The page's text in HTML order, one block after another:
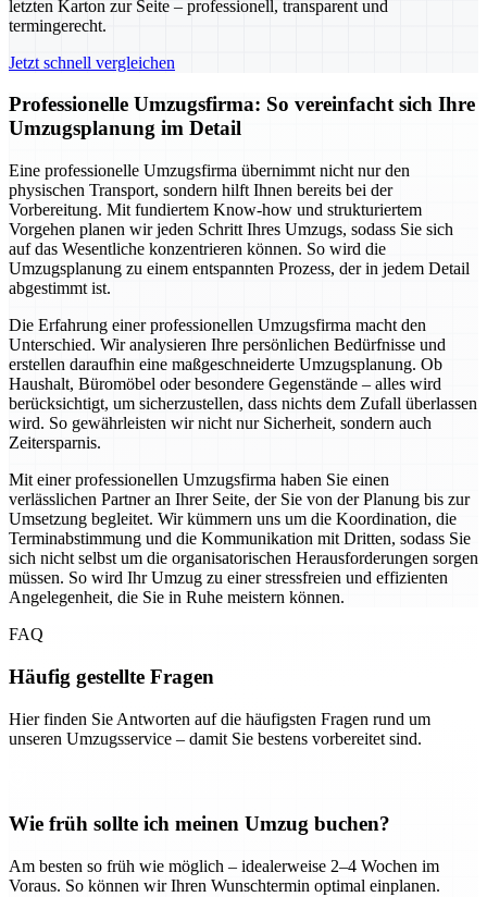
letzten Karton zur Seite – professionell, transparent und
termingerecht.
Jetzt schnell vergleichen
Professionelle Umzugsfirma: So vereinfacht sich Ihre
Umzugsplanung im Detail
Eine professionelle Umzugsfirma übernimmt nicht nur den
physischen Transport, sondern hilft Ihnen bereits bei der
Vorbereitung. Mit fundiertem Know-how und strukturiertem
Vorgehen planen wir jeden Schritt Ihres Umzugs, sodass Sie sich
auf das Wesentliche konzentrieren können. So wird die
Umzugsplanung zu einem entspannten Prozess, der in jedem Detail
abgestimmt ist.
Die Erfahrung einer professionellen Umzugsfirma macht den
Unterschied. Wir analysieren Ihre persönlichen Bedürfnisse und
erstellen daraufhin eine maßgeschneiderte Umzugsplanung. Ob
Haushalt, Büromöbel oder besondere Gegenstände – alles wird
berücksichtigt, um sicherzustellen, dass nichts dem Zufall überlassen
wird. So gewährleisten wir nicht nur Sicherheit, sondern auch
Zeitersparnis.
Mit einer professionellen Umzugsfirma haben Sie einen
verlässlichen Partner an Ihrer Seite, der Sie von der Planung bis zur
Umsetzung begleitet. Wir kümmern uns um die Koordination, die
Terminabstimmung und die Kommunikation mit Dritten, sodass Sie
sich nicht selbst um die organisatorischen Herausforderungen sorgen
müssen. So wird Ihr Umzug zu einer stressfreien und effizienten
Angelegenheit, die Sie in Ruhe meistern können.
FAQ
Häufig gestellte Fragen
Hier finden Sie Antworten auf die häufigsten Fragen rund um
unseren Umzugsservice – damit Sie bestens vorbereitet sind.
Wie früh sollte ich meinen Umzug buchen?
Am besten so früh wie möglich – idealerweise 2–4 Wochen im
Voraus. So können wir Ihren Wunschtermin optimal einplanen.